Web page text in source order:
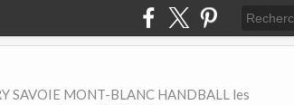
SAVOIE MONT-BLANC HANDBALL les